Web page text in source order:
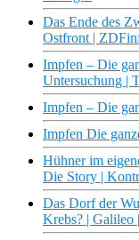
Das Ende des
Ostfront |
Impfen – Die
Untersuchung |
Impfen – Die
Impfen Die
Hühner im
Die Story |
Das Dorf der
Krebs? | Galileo